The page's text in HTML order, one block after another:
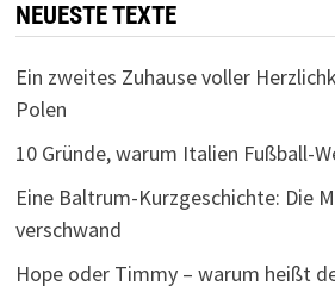
NEUESTE TEXTE
Ein zweites Zuhause voller
Polen
10 Gründe, warum Italien Fußball-
Eine Baltrum-Kurzgeschichte: Die
verschwand
Hope oder Timmy – warum heißt